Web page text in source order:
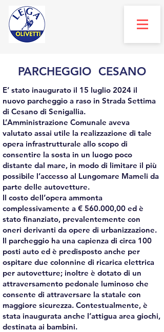
PARCHEGGIO CESANO
E’ stato inaugurato il 15 luglio 2024 il
nuovo parcheggio a raso in Strada Settima
di Cesano di Senigallia.
L’Amministrazione Comunale aveva
valutato assai utile la realizzazione di tale
opera infrastrutturale allo scopo di
consentire la sosta in un luogo poco
distante dal mare, in modo di limitare il più
possibile l’accesso al Lungomare Mameli da
parte delle autovetture.
Il costo dell’opera ammonta
complessivamente a € 560.000,00 ed è
stato finanziato, prevalentemente con
oneri derivanti da opere di urbanizzazione.
Il parcheggio ha una capienza di circa 100
posti auto ed è predisposto anche per
ospitare due colonnine di ricarica elettrica
per autovetture; inoltre è dotato di un
attraversamento pedonale luminoso che
consente di attraversare la statale con
maggiore sicurezza. Contestualmente, è
stata inaugurata anche l’attigua area giochi,
destinata ai bambini.